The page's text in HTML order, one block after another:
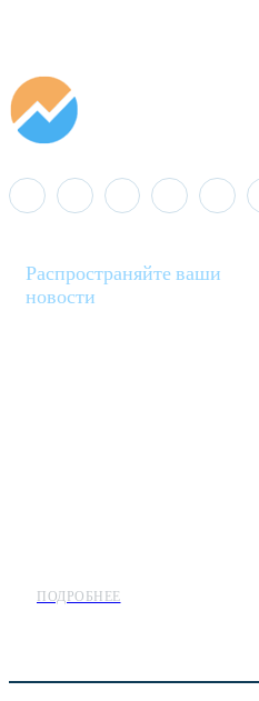
Распространяйте ваши
новости
ПОДРОБНЕЕ